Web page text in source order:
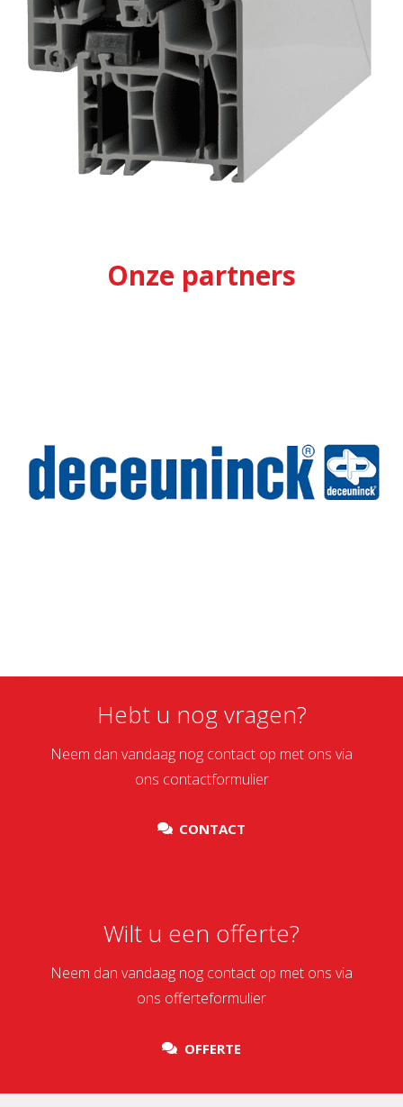
Onze partners
Deceuninck
Hebt u nog vragen?
Neem dan vandaag nog contact op met ons via
ons contactformulier
CONTACT
Wilt u een offerte?
Neem dan vandaag nog contact op met ons via
ons offerteformulier
OFFERTE